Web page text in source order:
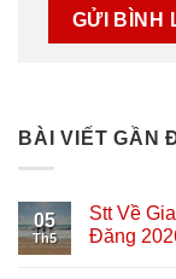
BÀI VIẾT GẦN
05
Th5
Stt Về
Đăng